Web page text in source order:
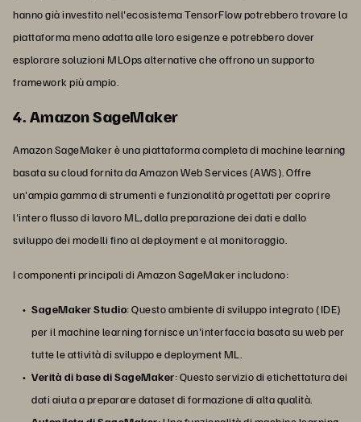
hanno già investito nell'ecosistema TensorFlow potrebbero trovare la
piattaforma meno adatta alle loro esigenze e potrebbero dover
esplorare soluzioni MLOps alternative che offrono un supporto
framework più ampio.
4. Amazon SageMaker
Amazon SageMaker è una piattaforma completa di machine learning
basata su cloud fornita da Amazon Web Services (AWS). Offre
un'ampia gamma di strumenti e funzionalità progettati per coprire
l'intero flusso di lavoro ML, dalla preparazione dei dati e dallo
sviluppo dei modelli fino al deployment e al monitoraggio.
I componenti principali di Amazon SageMaker includono:
SageMaker Studio: Questo ambiente di sviluppo integrato (IDE)
per il machine learning fornisce un'interfaccia basata su web per
tutte le attività di sviluppo e deployment ML.
Verità di base di SageMaker: Questo servizio di etichettatura dei
dati aiuta a preparare dataset di formazione di alta qualità.